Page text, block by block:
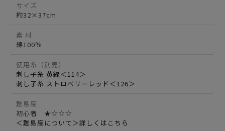
サイズ
約32×37cm
素 材
綿100％
使用糸（別売）
刺し子糸 黄緑＜114＞
刺し子糸 ストロベリーレッド＜126＞
難易度
初心者 ★☆☆☆
＜難易度について＞詳しくはこちら